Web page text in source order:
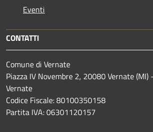
Eventi
CONTATTI
Comune di Vernate
Piazza IV Novembre 2, 20080 Vernate
Vernate
Codice Fiscale: 80100350158
Partita IVA: 06301120157